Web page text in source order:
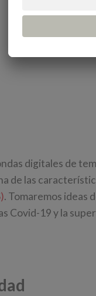
digitales de
de las
. Tomaremos ideas
Covid-19 y la